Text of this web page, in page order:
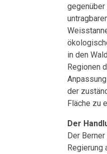
in den
Regionen
der
Fläche zu
Der
Der